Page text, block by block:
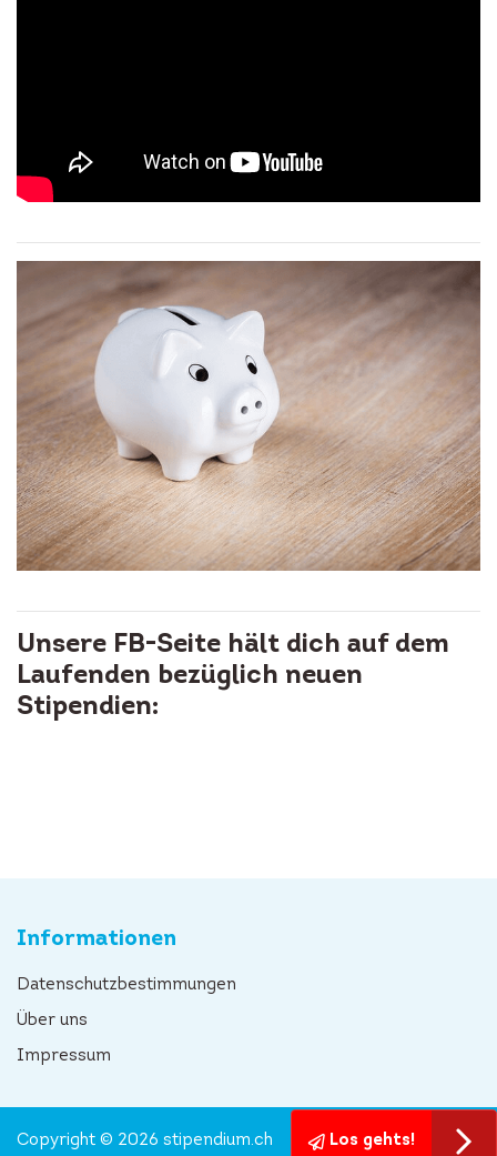
Unsere FB-Seite hält dich auf dem
Laufenden bezüglich neuen
Stipendien:
Informationen
Datenschutzbestimmungen
Über uns
Impressum
Los gehts!
Copyright © 2026 stipendium.ch